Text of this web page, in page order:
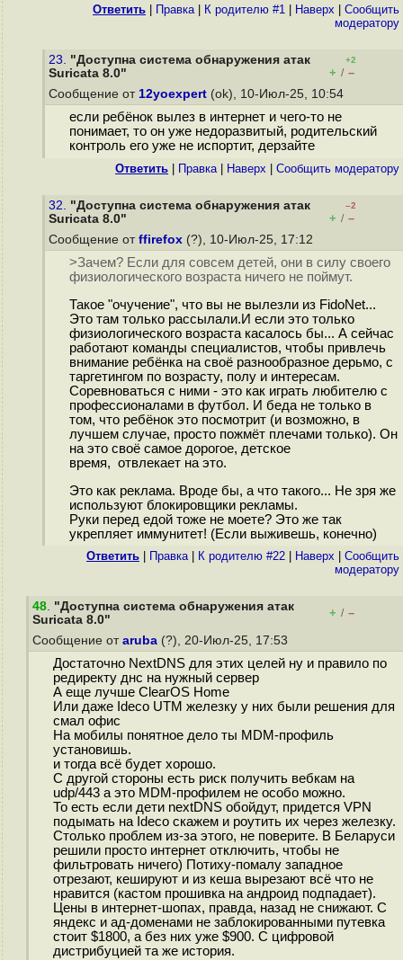
Ответить Правка| К родителю #1 Наверх
Cообщить
модератору
23. "Доступна система обнаружения атак
Suricata 8.0"
+2
+ / –
Сообщение от 12yoexpert (ok), 10-Июл-25, 10:54
если ребёнок вылез в интернет и чего-то не
понимает, то он уже недоразвитый, родительский
контроль его уже не испортит, дерзайте
Ответить Правка| Наверх Cообщить модератору
32. "Доступна система обнаружения атак
Suricata 8.0"
–2
+ / –
Сообщение от ffirefox (?), 10-Июл-25, 17:12
>Зачем? Если для совсем детей, они в силу своего
физиологического возраста ничего не поймут.
Такое "очучение", что вы не вылезли из FidoNet...
Это там только рассылали.И если это только
физиологического возраста касалось бы... А сейчас
работают команды специалистов, чтобы привлечь
внимание ребёнка на своё разнообразное дерьмо, с
таргетингом по возрасту, полу и интересам.
Соревноваться с ними - это как играть любителю с
профессионалами в футбол. И беда не только в
том, что ребёнок это посмотрит (и возможно, в
лучшем случае, просто пожмёт плечами только). Он
на это своё самое дорогое, детское
время, отвлекает на это.
Это как реклама. Вроде бы, а что такого... Не зря же
используют блокировщики рекламы.
Руки перед едой тоже не моете? Это же так
укрепляет иммунитет! (Если выживешь, конечно)
Ответить Правка| К родителю #22 Наверх
Cообщить
модератору
48. "Доступна система обнаружения атак
Suricata 8.0"
+ / –
Сообщение от aruba (?), 20-Июл-25, 17:53
Достаточно NextDNS для этих целей ну и правило по
редиректу днс на нужный сервер
А еще лучше ClearOS Home
Или даже Ideco UTM железку у них были решения для
смал офис
На мобилы понятное дело ты MDM-профиль
установишь.
и тогда всё будет хорошо.
С другой стороны есть риск получить вебкам на
udp/443 а это MDM-профилем не особо можно.
То есть если дети nextDNS обойдут, придется VPN
подымать на Ideco скажем и роутить их через железку.
Столько проблем из-за этого, не поверите. В Беларуси
решили просто интернет отключить, чтобы не
фильтровать ничего) Потиху-помалу западное
отрезают, кешируют и из кеша вырезают всё что не
нравится (кастом прошивка на андроид подпадает).
Цены в интернет-шопах, правда, назад не снижают. С
яндекс и ад-доменами не заблокированными путевка
стоит $1800, а без них уже $900. С цифровой
дистрибуцией та же история.